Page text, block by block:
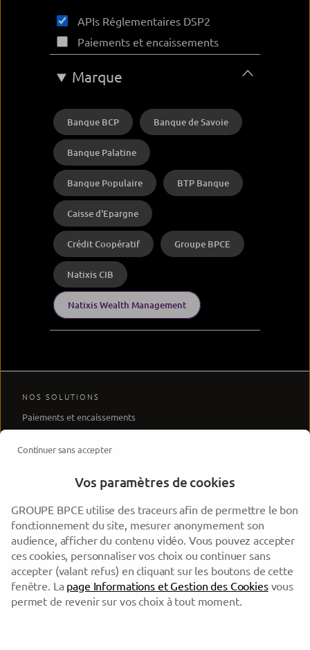
APIs Réglementaires DSP2
Paiements et encaissements
Marque
Banque BCP Banque de Savoie
Banque Palatine
Banque Populaire BTP Banque
Caisse d'Epargne
Crédit Coopératif Groupe BPCE
Natixis CIB
Natixis Wealth Management
NOS SOLUTIONS
Paiements et encaissements
NOS PRODUITS API
Le portail développeur
AIDE ET CONSEIL
Support commercial
Support technique
LÉGAL
Mentions réglementaires
Continuer sans accepter
Vos paramètres de cookies
GROUPE BPCE utilise des traceurs afin de permettre le bon
fonctionnement du site, mesurer anonymement son
audience, afficher du contenu vidéo. Vous pouvez accepter
ces cookies, personnaliser vos choix ou continuer sans
accepter (valant refus) en cliquant sur les boutons de cette
fenêtre. La page Informations et Gestion des Cookiesvous
permet de revenir sur vos choix à tout moment.